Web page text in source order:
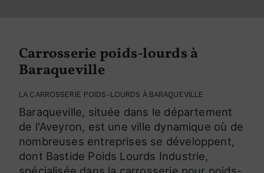
Carrosserie poids-lourds à
Baraqueville
LA CARROSSERIE POIDS-LOURDS À BARAQUEVILLE
Baraqueville, située dans le département
de l'Aveyron, est une ville dynamique où de
nombreuses entreprises se développent,
dont Bastide Poids Lourds Industrie,